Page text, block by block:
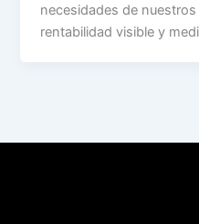
necesidades de
rentabilidad visible y